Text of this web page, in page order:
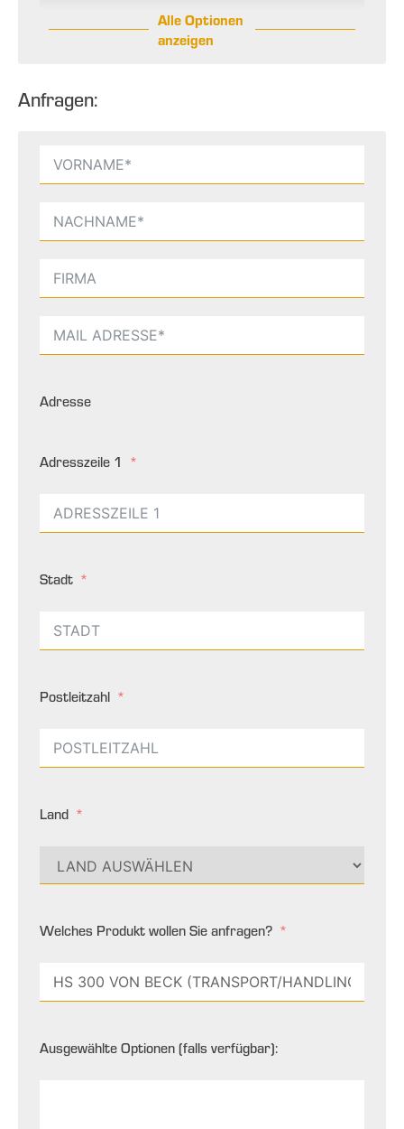
Alle Optionen
anzeigen
Anfragen:
Adresse
Adresszeile 1
Stadt
Postleitzahl
Land
Welches Produkt wollen Sie anfragen?
Ausgewählte Optionen (falls verfügbar):